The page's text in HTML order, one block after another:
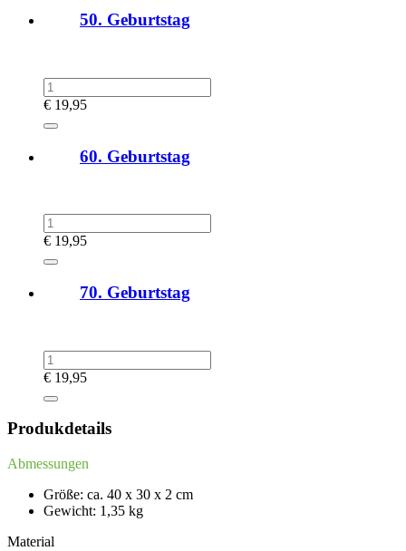
50. Geburtstag
€ 19,95
60. Geburtstag
€ 19,95
70. Geburtstag
€ 19,95
Produkdetails
Abmessungen
Größe: ca. 40 x 30 x 2 cm
Gewicht: 1,35 kg
Material